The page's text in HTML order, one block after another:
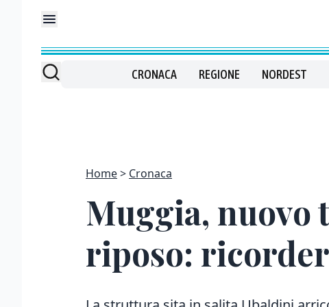
CRONACA REGIONE NORDEST
Home Cronaca
Muggia, nuovo
riposo: